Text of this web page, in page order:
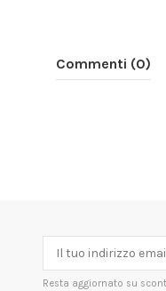
Commenti (0)
Resta aggiornato su